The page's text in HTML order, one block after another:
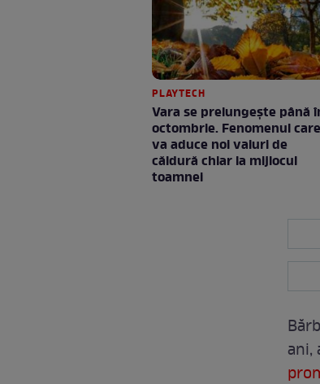
PLAYTECH
Vara se prelungeşte până
octombrie. Fenomenul care
va aduce noi valuri de
căldură chiar la mijlocul
toamnei
ani,